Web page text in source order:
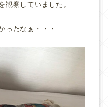
観察していました。
ったなぁ・・・